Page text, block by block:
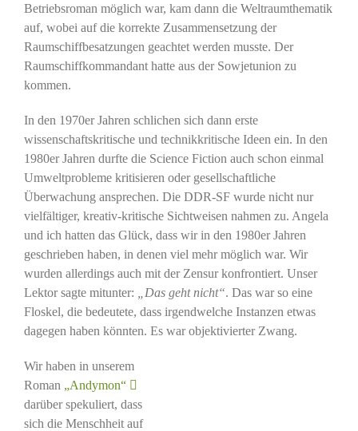
Betriebsroman möglich war, kam dann die Weltraumthematik
auf, wobei auf die korrekte Zusammensetzung der
Raumschiffbesatzungen geachtet werden musste. Der
Raumschiffkommandant hatte aus der Sowjetunion zu
kommen.
In den 1970er Jahren schlichen sich dann erste
wissenschaftskritische und technikkritische Ideen ein. In den
1980er Jahren durfte die Science Fiction auch schon einmal
Umweltprobleme kritisieren oder gesellschaftliche
Überwachung ansprechen. Die DDR-SF wurde nicht nur
vielfältiger, kreativ-kritische Sichtweisen nahmen zu. Angela
und ich hatten das Glück, dass wir in den 1980er Jahren
geschrieben haben, in denen viel mehr möglich war. Wir
wurden allerdings auch mit der Zensur konfrontiert. Unser
Lektor sagte mitunter:
„Das geht nicht“. Das war so eine
Floskel, die bedeutete, dass irgendwelche Instanzen etwas
dagegen haben könnten. Es war objektivierter Zwang.
Wir haben in unserem
Roman „Andymon“
darüber spekuliert, dass
sich die Menschheit auf